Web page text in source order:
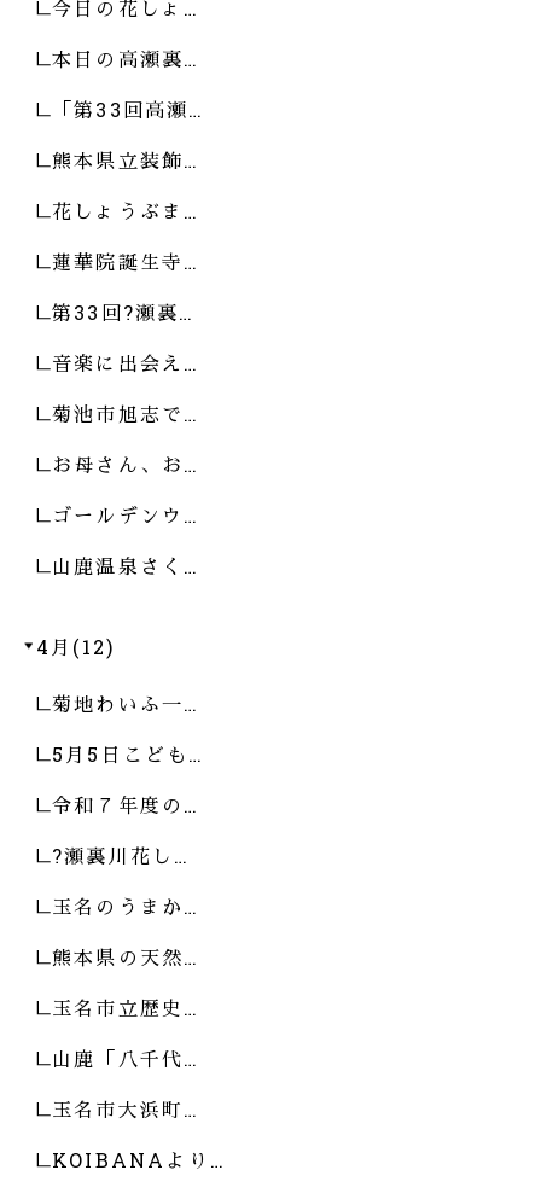
今日の花しょ…
本日の高瀬裏…
「第33回高瀬…
熊本県立装飾…
花しょうぶま…
蓮華院誕生寺…
第33回?瀬裏…
音楽に出会え…
菊池市旭志で…
お母さん、お…
ゴールデンウ…
山鹿温泉さく…
4月(12)
菊地わいふ一…
5月5日こども…
令和７年度の…
?瀬裏川花し…
玉名のうまか…
熊本県の天然…
玉名市立歴史…
山鹿「八千代…
玉名市大浜町…
KOIBANAより…